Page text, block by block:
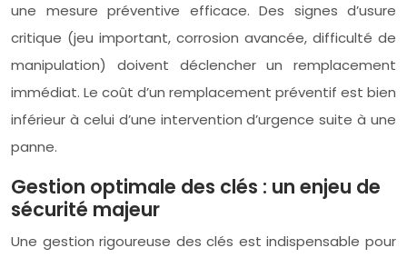
une mesure préventive efficace. Des signes d’usure
critique (jeu important, corrosion avancée, difficulté de
manipulation) doivent déclencher un remplacement
immédiat. Le coût d’un remplacement préventif est bien
inférieur à celui d’une intervention d’urgence suite à une
panne.
Gestion optimale des clés : un enjeu de
sécurité majeur
Une gestion rigoureuse des clés est indispensable pour